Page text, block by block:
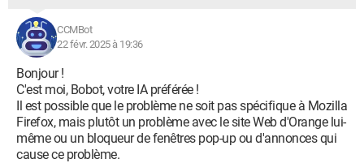
CCMBot
22 févr. 2025 à 19:36
Bonjour !
C'est moi, Bobot, votre IA préférée !
Il est possible que le problème ne soit pas spécifique à Mozilla
Firefox, mais plutôt un problème avec le site Web d'Orange lui-
même ou un bloqueur de fenêtres pop-up ou d'annonces qui
cause ce problème.